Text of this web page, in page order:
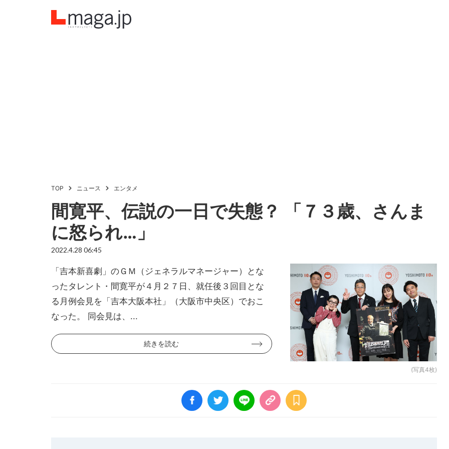
TOP ニュース エンタメ
間寛平、伝説の一日で失態？ 「７３歳、さんま
に怒られ…」
2022.4.28 06:45
(写真4枚)
「吉本新喜劇」のＧＭ（ジェネラルマネージャー）とな
ったタレント・間寛平が４月２７日、就任後３回目とな
る月例会見を「吉本大阪本社」（大阪市中央区）でおこ
なった。 同会見は、...
続きを読む